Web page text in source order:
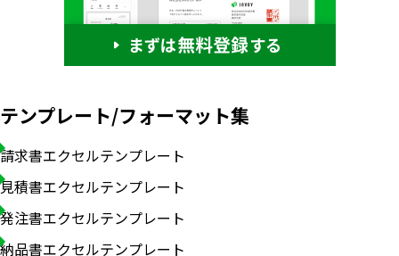
テンプレート/フォーマット集
請求書エクセルテンプレート
見積書エクセルテンプレート
発注書エクセルテンプレート
納品書エクセルテンプレート